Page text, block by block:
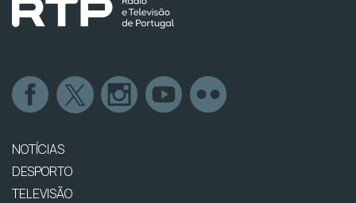
NOTÍCIAS
DESPORTO
TELEVISÃO